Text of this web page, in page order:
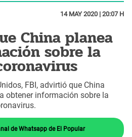
14 MAY 2020 | 20:07 H
China planea
sobre la
FBI, advirtió que China
obtener información sobre la
de Whatsapp de El Popular